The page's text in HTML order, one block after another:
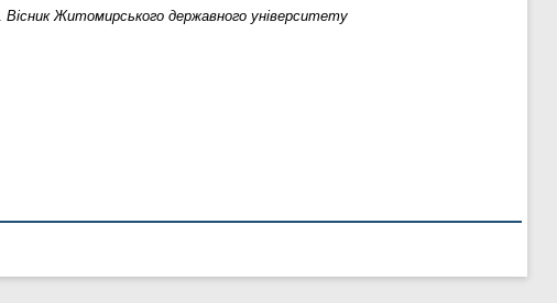
Вісник Житомирського державного університету